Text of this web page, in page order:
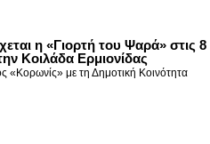
η «Γιορτή του Ψαρά» στις 8
Κοιλάδα Ερμιονίδας
«Κορωνίς» με τη Δημοτική Κοινότητα